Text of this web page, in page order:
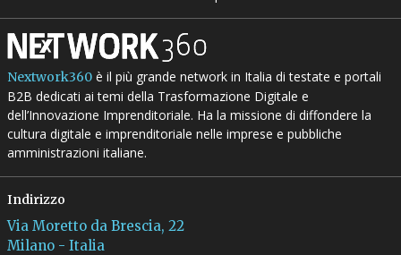
Nextwork360è il più grande network in Italia di testate e portali
B2B dedicati ai temi della Trasformazione Digitale e
dell’Innovazione Imprenditoriale. Ha la missione di diffondere la
cultura digitale e imprenditoriale nelle imprese e pubbliche
amministrazioni italiane.
Indirizzo
Via Moretto da Brescia, 22
Milano - Italia